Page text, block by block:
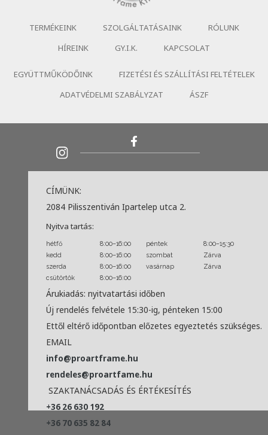
TERMÉKEINK SZOLGÁLTATÁSAINK
RÓLUNK
HÍREINK
GY.I.K. KAPCSOLAT
EGYÜTTMŰKÖDŐINK
FIZETÉSI ÉS SZÁLLÍTÁSI FELTÉTELEK
ADATVÉDELMI SZABÁLYZAT
ÁSZF
CÍMÜNK:
2084 Pilisszentiván Ipartelep utca 2.
Nyitva tartás:
hétfő 8:00–16:00 péntek
8:00–15:30
kedd
8:00–16:00 szombat
Zárva
szerda
8:00–16:00 vasárnap
Zárva
csütörtök
8:00–16:00
Árukiadás: nyitvatartási időben
Új rendelés felvétele 15:30-ig, pénteken 15:00
Ettől eltérő időpontban előzetes egyeztetés szükséges.
EMAIL
info@proartframe.hu
rendeles@proartfame.hu
SZAKTANÁCSADÁS ÉS ÉRTÉKESÍTÉS
+36 26 630 192
+36 70 635 82 84